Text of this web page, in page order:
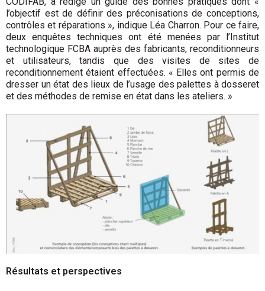
l’objectif est de définir des préconisations de conceptions,
contrôles et réparations », indique Léa Charron. Pour ce faire,
deux enquêtes techniques ont été menées par l’Institut
technologique FCBA auprès des fabricants, reconditionneurs
et utili­sateurs, tandis que des visites de sites de
reconditionnement étaient effectuées. « Elles ont permis de
dresser un état des lieux de l’usage des palettes à dosseret
et des méthodes de remise en état dans les ateliers. »
Résultats et perspectives